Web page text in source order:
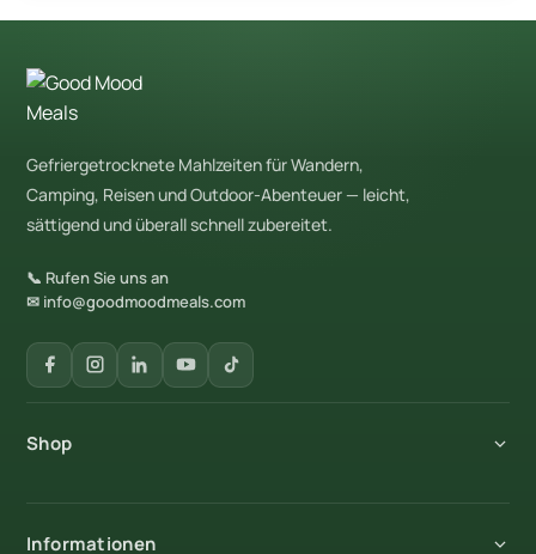
Gefriergetrocknete Mahlzeiten für Wandern,
Camping, Reisen und Outdoor-Abenteuer — leicht,
sättigend und überall schnell zubereitet.
📞 Rufen Sie uns an
✉ info@goodmoodmeals.com
Shop
Informationen